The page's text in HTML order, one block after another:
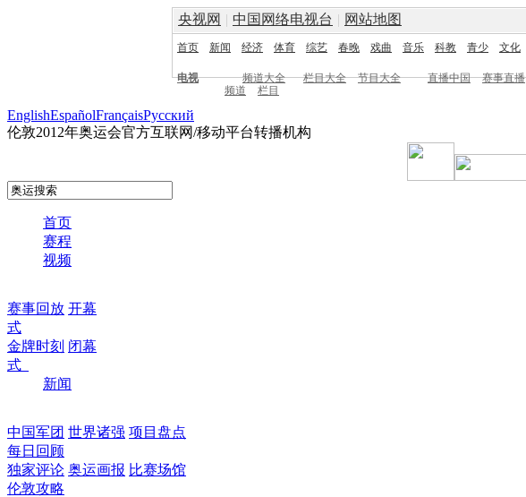
央视网 | 中国网络电视台 | 网站地图
首页 新闻 经济 体育 综艺 春晚 戏曲 音乐 科教 青少 文化
电视 频道大全 栏目大全 节目大全 直播中国 赛事直播
频道
栏目
EnglishEspañolFrançaisPусский
伦敦2012年奥运会官方互联网/移动平台转播机构
首页
赛程
视频
赛事回放 开幕
式
金牌时刻 闭幕
式
新闻
中国军团 世界诸强 项目盘点
每日回顾
独家评论 奥运画报 比赛场馆
伦敦攻略